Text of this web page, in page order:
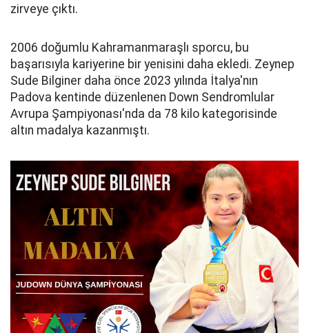
zirveye çıktı.
2006 doğumlu Kahramanmaraşlı sporcu, bu
başarısıyla kariyerine bir yenisini daha ekledi. Zeynep
Sude Bilginer daha önce 2023 yılında İtalya'nın
Padova kentinde düzenlenen Down Sendromlular
Avrupa Şampiyonası'nda da 78 kilo kategorisinde
altın madalya kazanmıştı.